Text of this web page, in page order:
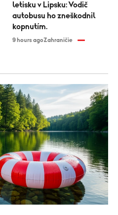
letisku v Lipsku: Vodič
autobusu ho zneškodnil
kopnutím.
9 hours agoZahraničie